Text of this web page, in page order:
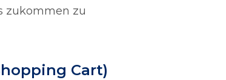
zukommen zu
Cart)